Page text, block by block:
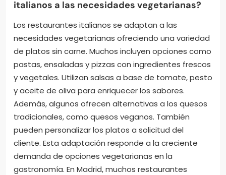
italianos a las necesidades vegetarianas?
Los restaurantes italianos se adaptan a las
necesidades vegetarianas ofreciendo una variedad
de platos sin carne. Muchos incluyen opciones como
pastas, ensaladas y pizzas con ingredientes frescos
y vegetales. Utilizan salsas a base de tomate, pesto
y aceite de oliva para enriquecer los sabores.
Además, algunos ofrecen alternativas a los quesos
tradicionales, como quesos veganos. También
pueden personalizar los platos a solicitud del
cliente. Esta adaptación responde a la creciente
demanda de opciones vegetarianas en la
gastronomía. En Madrid, muchos restaurantes